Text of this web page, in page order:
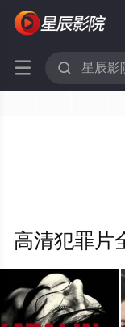
 
高清犯罪片